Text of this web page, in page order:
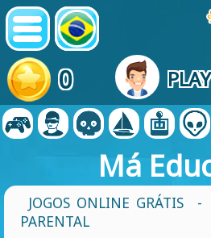
0
Má
JOGOS ONLINE GRÁTIS -
PARENTAL